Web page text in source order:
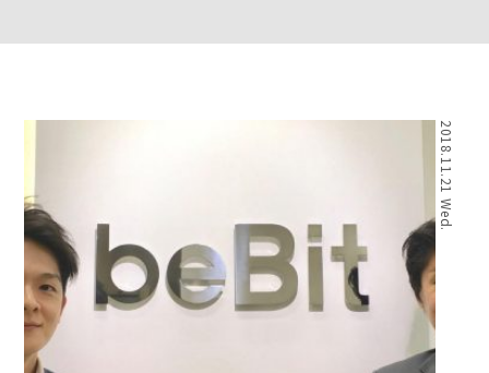
2018.11.21 Wed.